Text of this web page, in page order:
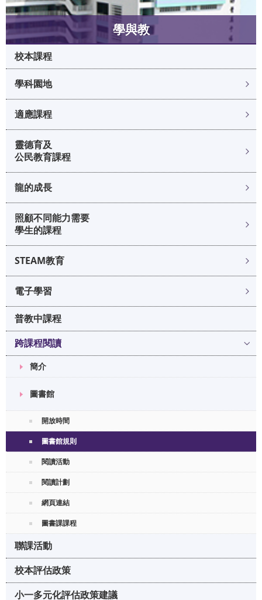
學與教
校本課程
學科園地
適應課程
靈德育及
公民教育課程
龍的成長
照顧不同能力需要
學生的課程
STEAM教育
電子學習
普教中課程
跨課程閱讀
簡介
圖書館
開放時間
圖書館規則
閱讀活動
閱讀計劃
網頁連結
圖書課課程
聯課活動
校本評估政策
小一多元化評估政策建議